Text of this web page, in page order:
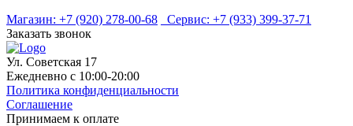
Магазин: +7 (920) 278-00-68 Сервис: +7 (933) 399-37-71
Заказать звонок
Ул. Советская 17
Ежедневно с 10:00-20:00
Политика конфиденциальности
Соглашение
Принимаем к оплате